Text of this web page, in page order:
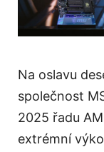
Na oslavu
společnost
2025 řadu
extrémní